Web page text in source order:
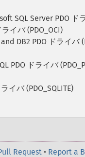
SQL Server PDO ド
イバ (PDO_OCI)
DB2 PDO ドライバ
PDO ドライバ
イバ (PDO_SQLITE)
Request • Report a